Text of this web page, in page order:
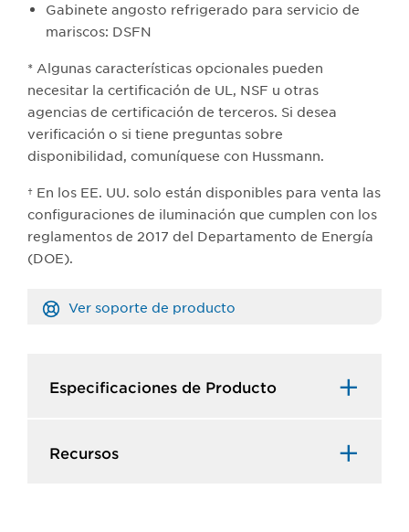
Gabinete angosto refrigerado para servicio de
mariscos: DSFN
* Algunas características opcionales pueden
necesitar la certificación de UL, NSF u otras
agencias de certificación de terceros. Si desea
verificación o si tiene preguntas sobre
disponibilidad, comuníquese con Hussmann.
† En los EE. UU. solo están disponibles para venta las
configuraciones de iluminación que cumplen con los
reglamentos de 2017 del Departamento de Energía
(DOE).
Ver soporte de producto
Especificaciones de Producto​
Recursos​